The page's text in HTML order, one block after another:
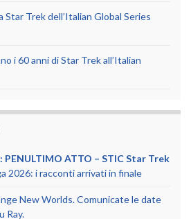
Trek dell’Italian Global Series
i 60 anni di Star Trek all’Italian
PENULTIMO ATTO – STIC Star Trek
2026: i racconti arrivati in finale
New Worlds. Comunicate le date
Ray.